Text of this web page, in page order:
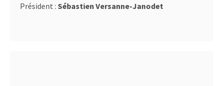
Président : Sébastien Versanne-Janodet